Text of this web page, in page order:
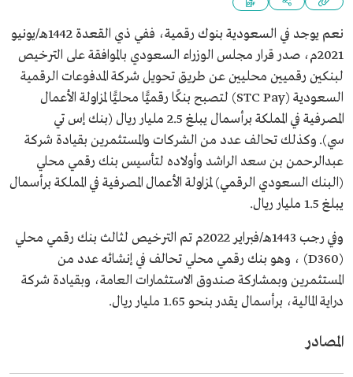
نعم يوجد في السعودية بنوك رقمية، ففي ذي القعدة 1442هـ/يونيو
2021م، صدر قرار مجلس الوزراء السعودي بالموافقة على الترخيص
لبنكين رقميين محليين عن طريق تحويل شركة المدفوعات الرقمية
السعودية (STC Pay) لتصبح بنكًا رقميًّا محليًّا لمزاولة الأعمال
المصرفية في المملكة برأسمال يبلغ 2.5 مليار ريال (بنك إس تي
سي). وكذلك تحالف عدد من الشركات والمستثمرين بقيادة شركة
عبدالرحمن بن سعد الراشد وأولاده لتأسيس بنك رقمي محلي
(البنك السعودي الرقمي) لمزاولة الأعمال المصرفية في المملكة برأسمال
يبلغ 1.5 مليار ريال.
وفي رجب 1443هـ/فبراير 2022م تم الترخيص لثالث بنك رقمي محلي
(D360) ، وهو بنك رقمي محلي تحالف في إنشائه عدد من
المستثمرين وبمشاركة صندوق الاستثمارات العامة، وبقيادة شركة
دراية المالية، برأسمال يقدر بنحو 1.65 مليار ريال.
المصادر